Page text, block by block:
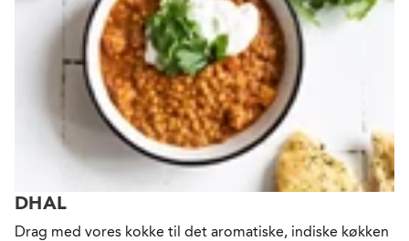
DHAL
Drag med vores kokke til det aromatiske, indiske køkken